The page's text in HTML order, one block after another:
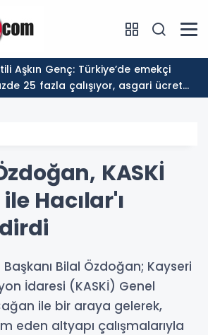
25 fazla çalışıyor, asgari ücret
18 gününe yetiyor
KASKİ
Hacılar'ı
Başkanı Bilal Özdoğan; Kayseri
İdaresi (KASKİ) Genel
ile bir araya gelerek,
eden altyapı çalışmalarıyla